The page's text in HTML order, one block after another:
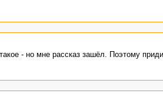
- но мне рассказ зашёл. Поэтому